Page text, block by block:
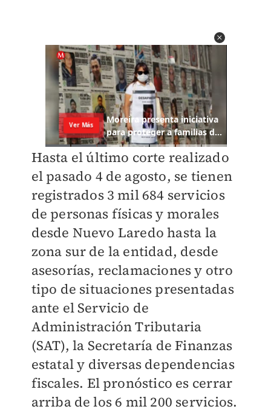
Hasta el último corte realizado
el pasado 4 de agosto, se tienen
registrados 3 mil 684 servicios
de personas físicas y morales
desde Nuevo Laredo hasta la
zona sur de la entidad, desde
asesorías, reclamaciones y otro
tipo de situaciones presentadas
ante el Servicio de
Administración Tributaria
(SAT), la Secretaría de Finanzas
estatal y diversas dependencias
fiscales. El pronóstico es cerrar
arriba de los 6 mil 200 servicios.